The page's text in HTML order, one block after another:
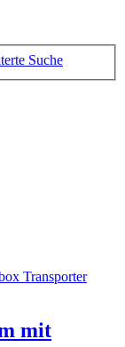
Suche
Transporter
mit